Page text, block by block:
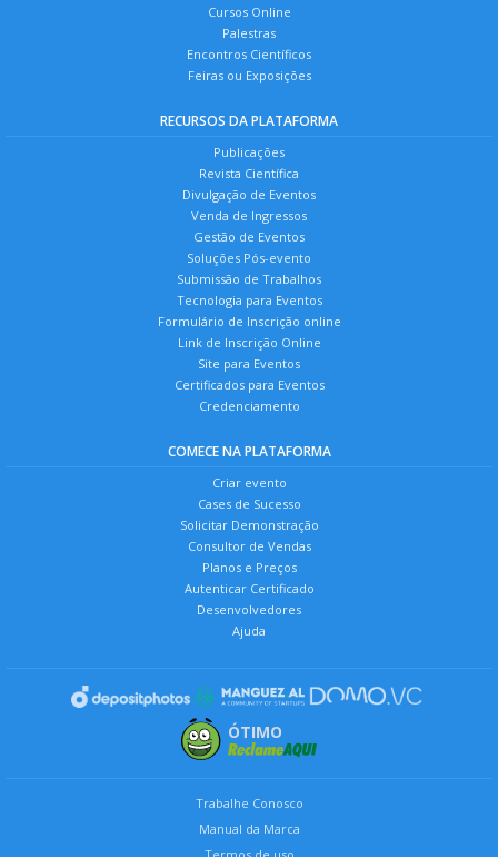
Cursos Online
Palestras
Encontros Científicos
Feiras ou Exposições
RECURSOS DA PLATAFORMA
Publicações
Revista Científica
Divulgação de Eventos
Venda de Ingressos
Gestão de Eventos
Soluções Pós-evento
Submissão de Trabalhos
Tecnologia para Eventos
Formulário de Inscrição online
Link de Inscrição Online
Site para Eventos
Certificados para Eventos
Credenciamento
COMECE NA PLATAFORMA
Criar evento
Cases de Sucesso
Solicitar Demonstração
Consultor de Vendas
Planos e Preços
Autenticar Certificado
Desenvolvedores
Ajuda
ÓTIMO
Trabalhe Conosco
Manual da Marca